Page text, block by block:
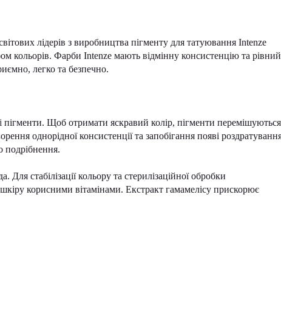
лідерів з виробництва пігменту для татуювання Intenze
кольорів. Фарби Intenze мають відмінну консистенцію та рівний
легко та безпечно.
пігменти. Щоб отримати яскравий колір, пігменти перемішуються
однорідної консистенції та запобігання появі
подрібнення.
стабілізації кольору та стерилізаційної обробки
корисними вітамінами. Екстракт гамамелісу прискорює